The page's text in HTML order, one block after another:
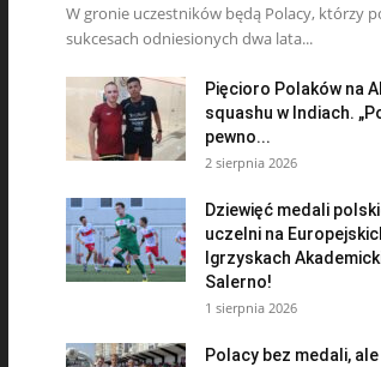
W gronie uczestników będą Polacy, którzy
sukcesach odniesionych dwa lata...
Pięcioro Polaków na
squashu w Indiach.
pewno...
2 sierpnia 2026
Dziewięć medali
uczelni na
Igrzyskach
Salerno!
1 sierpnia 2026
Polacy bez medali, ale